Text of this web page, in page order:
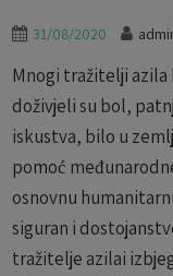
31/08/2020
Mnogi tražitelji azila
doživjeli su bol,
iskustva, bilo u
pomoć
osnovnu
siguran i
tražitelje azilai